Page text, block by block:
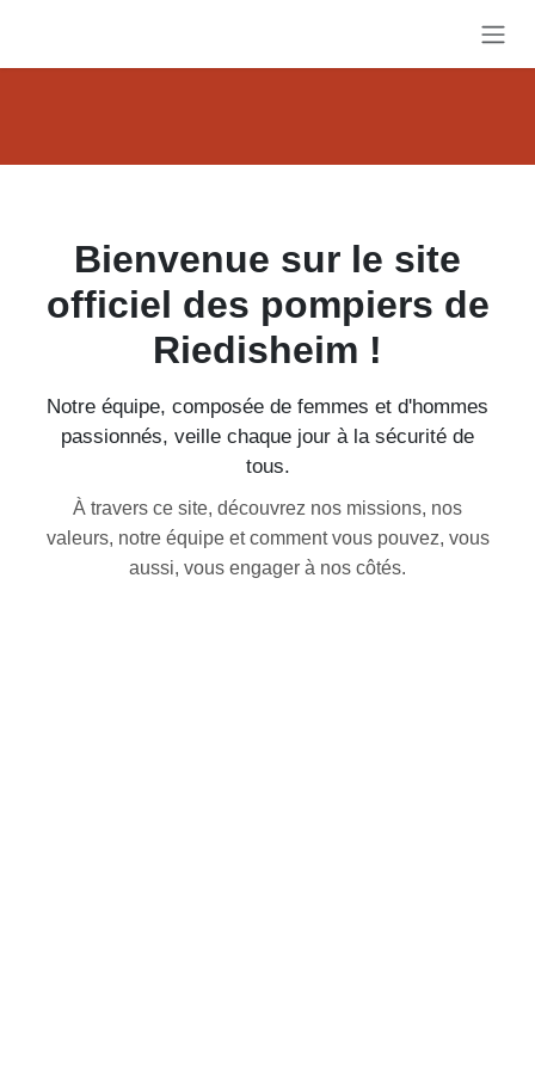
Bienvenue sur le site officiel
des pompiers de Riedisheim !
Notre équipe, composée de femmes et d'hommes
passionnés, veille chaque jour à la sécurité de tous.
À travers ce site, découvrez nos missions, nos valeurs,
notre équipe et comment vous pouvez, vous aussi, vous
engager à nos côtés.